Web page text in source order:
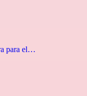
para el…